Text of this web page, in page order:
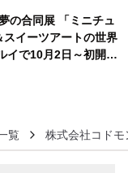
の合同展 「ミニチュ
スイーツアートの世界
イで10月2日～初開
覧 株式会社コドモ